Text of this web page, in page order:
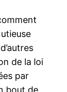
de la loi
par
bout de